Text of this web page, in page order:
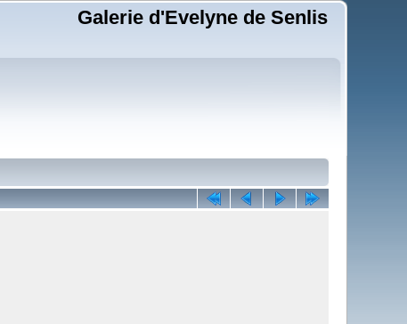
Galerie d'Evelyne de Senlis